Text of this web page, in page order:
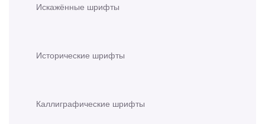
Искажённые шрифты
Исторические шрифты
Каллиграфические шрифты